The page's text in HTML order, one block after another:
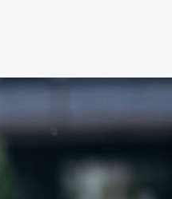
hand­ler ikke om ti­tel,